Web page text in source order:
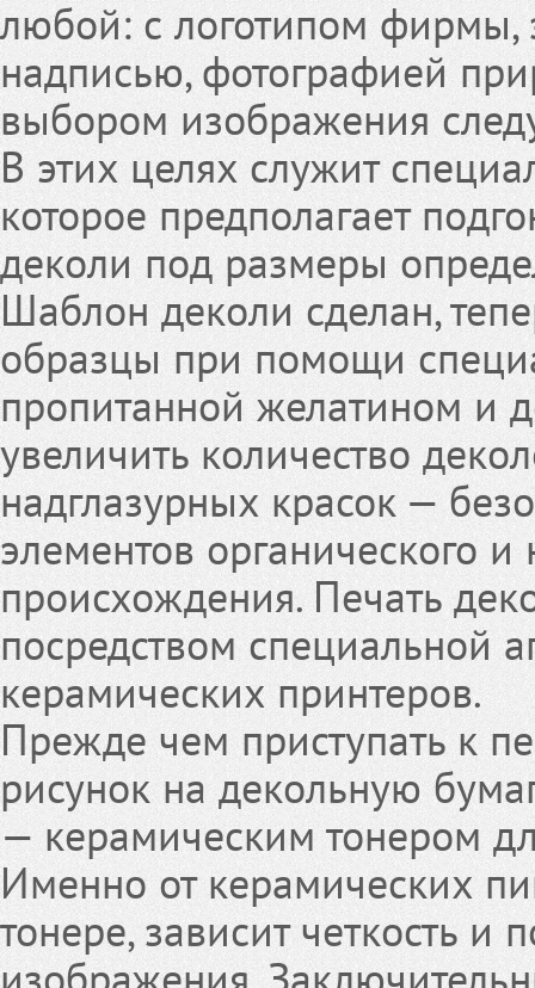
любой: с логотипом фирмы,
надписью, фотографией
выбором изображения
В этих целях служит
которое предполагает
деколи под размеры
Шаблон деколи сделан,
образцы при помощи
пропитанной желатином и
увеличить количество
надглазурных красок —
элементов органического и
происхождения. Печать
посредством специальной
керамических принтеров.
Прежде чем приступать к
рисунок на декольную
— керамическим тонером
Именно от керамических
тонере, зависит четкость и